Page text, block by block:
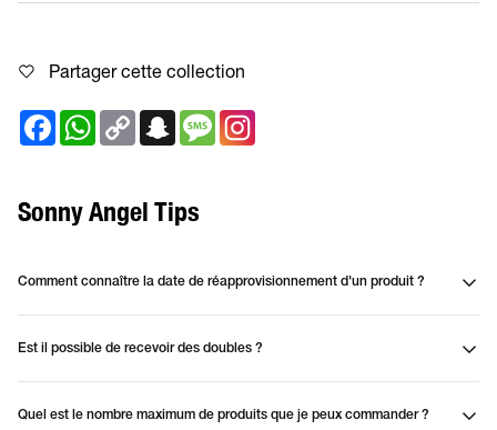
Partager cette collection
FacebookWhatsApp
Copy
Link
Snapchat
Message
Sonny Angel Tips
Comment connaître la date de réapprovisionnement d'un produit ?
Est il possible de recevoir des doubles ?
Quel est le nombre maximum de produits que je peux commander ?